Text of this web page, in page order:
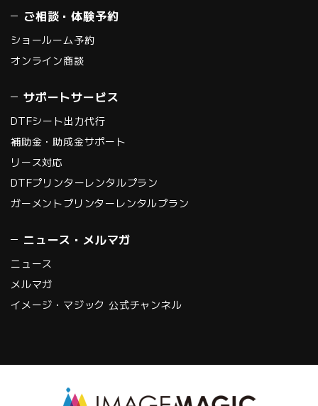
ご相談・体験予約
ショールーム予約
オンライン商談
サポートサービス
DTFシート出力代行
補助金・助成金サポート
リース対応
DTFプリンターレンタルプラン
ガーメントプリンターレンタルプラン
ニュース・メルマガ
ニュース
メルマガ
イメージ・マジック 公式チャンネル